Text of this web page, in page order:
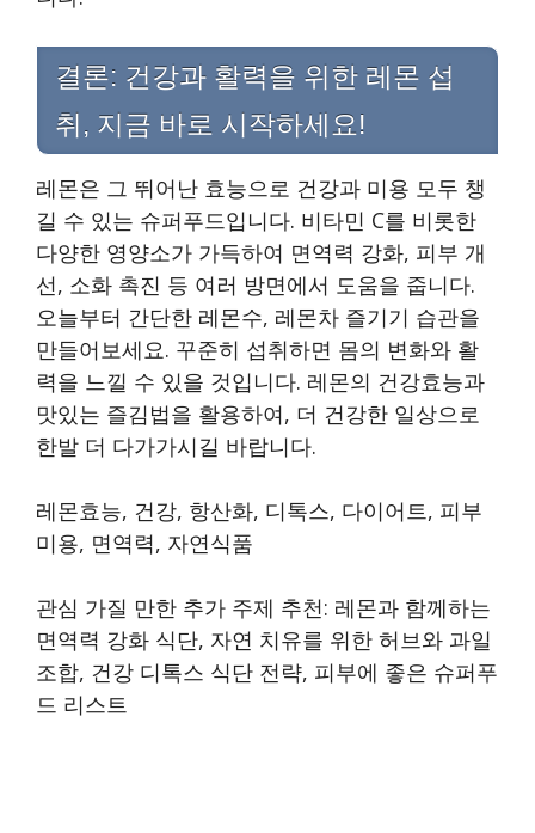
결론: 건강과 활력을 위한 레몬 섭
취, 지금 바로 시작하세요!
레몬은 그 뛰어난 효능으로 건강과 미용 모두 챙
길 수 있는 슈퍼푸드입니다. 비타민 C를 비롯한
다양한 영양소가 가득하여 면역력 강화, 피부 개
선, 소화 촉진 등 여러 방면에서 도움을 줍니다.
오늘부터 간단한 레몬수, 레몬차 즐기기 습관을
만들어보세요. 꾸준히 섭취하면 몸의 변화와 활
력을 느낄 수 있을 것입니다. 레몬의 건강효능과
맛있는 즐김법을 활용하여, 더 건강한 일상으로
한발 더 다가가시길 바랍니다.
레몬효능, 건강, 항산화, 디톡스, 다이어트, 피부
미용, 면역력, 자연식품
관심 가질 만한 추가 주제 추천: 레몬과 함께하는
면역력 강화 식단, 자연 치유를 위한 허브와 과일
조합, 건강 디톡스 식단 전략, 피부에 좋은 슈퍼푸
드 리스트